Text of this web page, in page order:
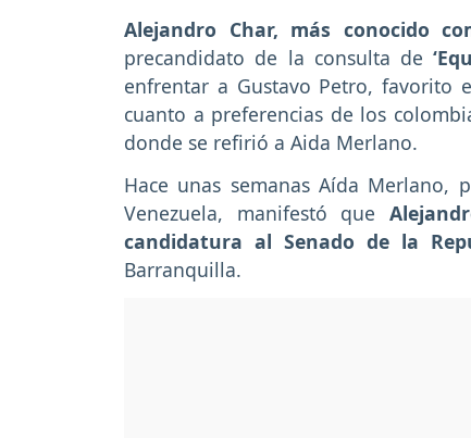
Alejandro Char, más conocido
precandidato de la consulta de
enfrentar a Gustavo Petro, favorito
cuanto a preferencias de los
donde se refirió a Aida Merlano.
Hace unas semanas Aída
Venezuela, manifestó que
candidatura al Senado de la
Barranquilla.